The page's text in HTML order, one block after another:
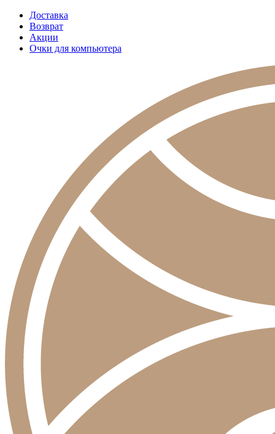
Доставка
Возврат
Акции
Очки для компьютера